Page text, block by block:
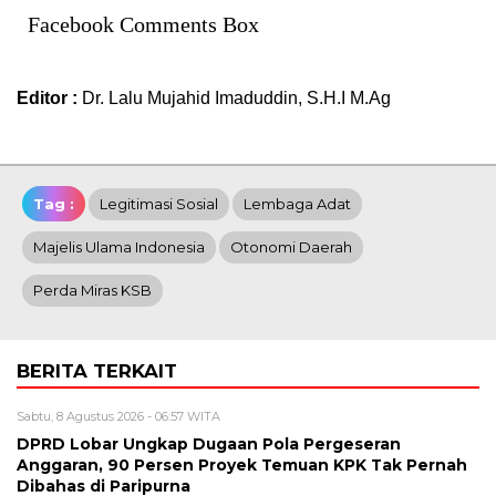
Facebook Comments Box
Editor : Dr. Lalu Mujahid Imaduddin, S.H.I M.Ag
Tag : Legitimasi Sosial Lembaga Adat
Majelis Ulama Indonesia Otonomi Daerah
Perda Miras KSB
BERITA TERKAIT
Sabtu, 8 Agustus 2026 - 06:57 WITA
DPRD Lobar Ungkap Dugaan Pola Pergeseran
Anggaran, 90 Persen Proyek Temuan KPK Tak Pernah
Dibahas di Paripurna